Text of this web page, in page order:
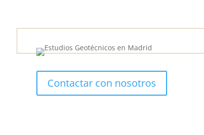
Contactar con nosotros